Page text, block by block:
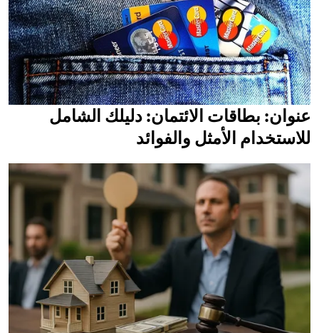
عنوان: بطاقات الائتمان: دليلك الشامل
للاستخدام الأمثل والفوائد